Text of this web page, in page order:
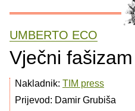
UMBERTO ECO
Vječni fašizam
Nakladnik: TIM press
Prijevod: Damir Grubiša